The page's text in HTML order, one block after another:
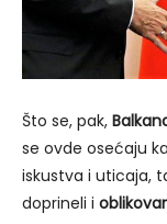
Što se, pak,
se ovde osećaju
iskustva i uticaja,
doprineli i